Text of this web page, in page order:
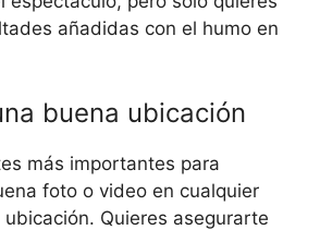
añadidas con el humo en
buena ubicación
más importantes para
foto o video en cualquier
Quieres asegurarte